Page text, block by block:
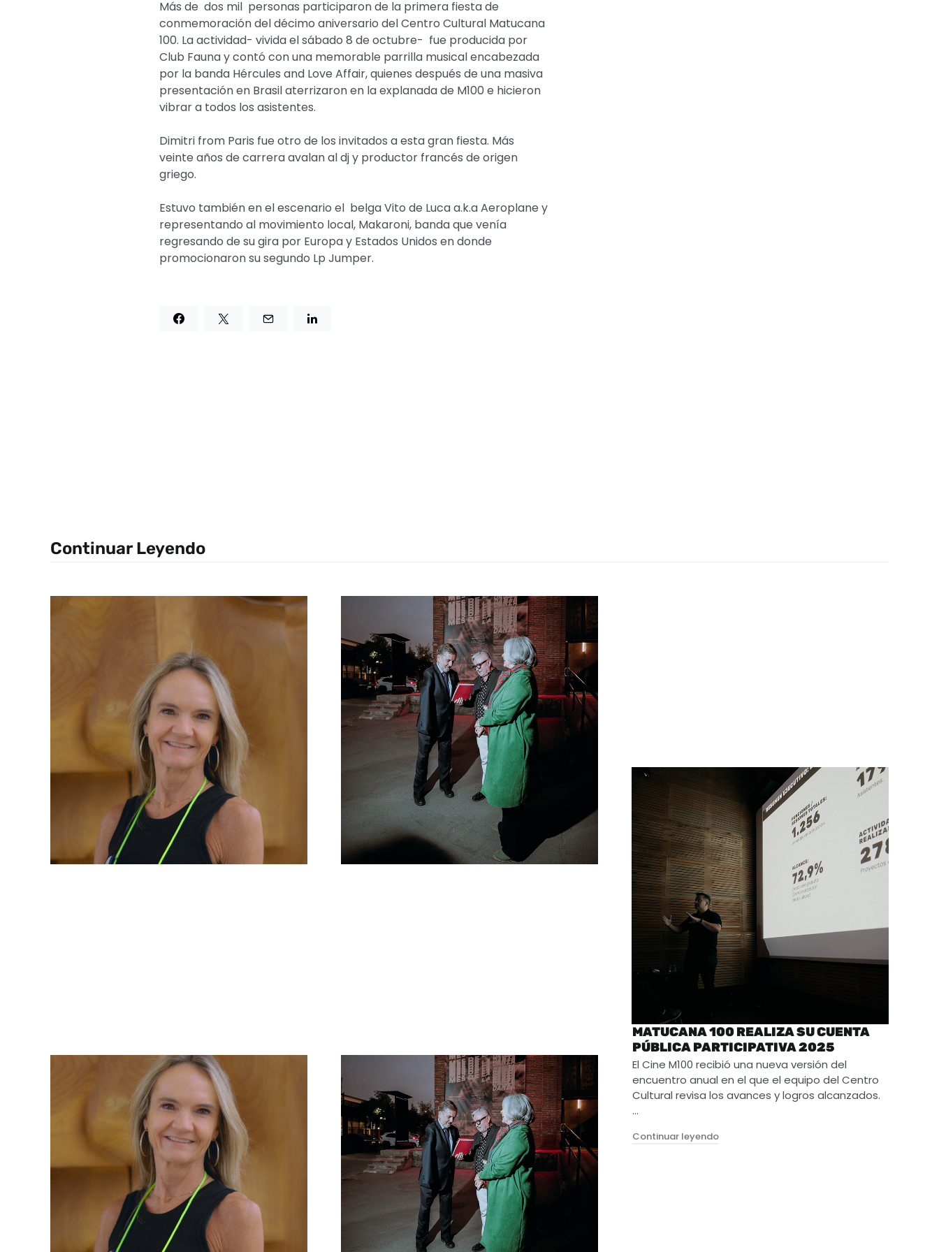
Más de dos mil personas participaron de la primera fiesta de
conmemoración del décimo aniversario del Centro Cultural Matucana
100. La actividad- vivida el sábado 8 de octubre- fue producida por
Club Fauna y contó con una memorable parrilla musical encabezada
por la banda Hércules and Love Affair, quienes después de una masiva
presentación en Brasil aterrizaron en la explanada de M100 e hicieron
vibrar a todos los asistentes.
Dimitri from Paris fue otro de los invitados a esta gran fiesta. Más
veinte años de carrera avalan al dj y productor francés de origen
griego.
Estuvo también en el escenario el belga Vito de Luca a.k.a Aeroplane y
representando al movimiento local, Makaroni, banda que venía
regresando de su gira por Europa y Estados Unidos en donde
promocionaron su segundo Lp Jumper.
Continuar Leyendo
MATUCANA 100 REALIZA SU CUENTA
PÚBLICA PARTICIPATIVA 2025
El Cine M100 recibió una nueva versión del
encuentro anual en el que el equipo del Centro
Cultural revisa los avances y logros alcanzados.
…
Continuar leyendo"Matucana 100 realiza su Cuenta Pública